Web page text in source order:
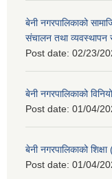
बेनी नगरपालिकाको
संचालन तथा व्यवस्थापन
Post date: 02/23/
बेनी नगरपालिकाको
Post date: 01/04/
बेनी नगरपालिकाको
Post date: 01/04/